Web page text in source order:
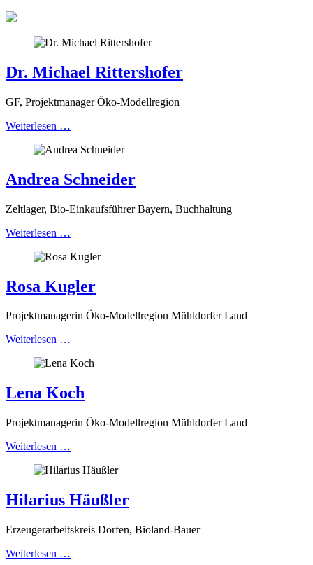
Dr. Michael Rittershofer
GF, Projektmanager Öko-Modellregion
Weiterlesen …
Andrea Schneider
Zeltlager, Bio-Einkaufsführer Bayern, Buchhaltung
Weiterlesen …
Rosa Kugler
Projektmanagerin Öko-Modellregion Mühldorfer Land
Weiterlesen …
Lena Koch
Projektmanagerin Öko-Modellregion Mühldorfer Land
Weiterlesen …
Hilarius Häußler
Erzeugerarbeitskreis Dorfen, Bioland-Bauer
Weiterlesen …